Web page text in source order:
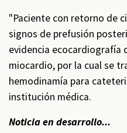
"Paciente con retorno de
signos de prefusión
evidencia ecocardiografía
miocardio, por la cual se
hemodinamía para
institución médica.
Noticia en desarrollo...